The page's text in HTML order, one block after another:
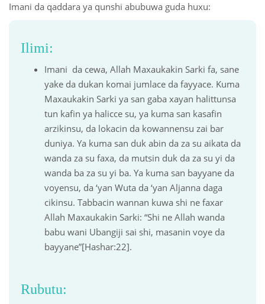
Imani da qaddara ya qunshi abubuwa guda huxu:
Ilimi:
Imani da cewa, Allah Maxaukakin Sarki fa, sane
yake da dukan komai jumlace da fayyace. Kuma
Maxaukakin Sarki ya san gaba xayan halittunsa
tun kafin ya halicce su, ya kuma san kasafin
arzikinsu, da lokacin da kowannensu zai bar
duniya. Ya kuma san duk abin da za su aikata da
wanda za su faxa, da mutsin duk da za su yi da
wanda ba za su yi ba. Ya kuma san bayyane da
voyensu, da ‘yan Wuta da ‘yan Aljanna daga
cikinsu. Tabbacin wannan kuwa shi ne faxar
Allah Maxaukakin Sarki: “Shi ne Allah wanda
babu wani Ubangiji sai shi, masanin voye da
bayyane”[Hashar:22].
Rubutu: